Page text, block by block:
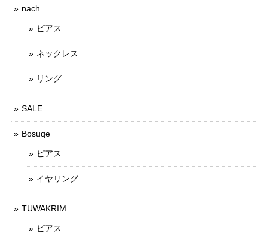
nach
ピアス
ネックレス
リング
SALE
Bosuqe
ピアス
イヤリング
TUWAKRIM
ピアス